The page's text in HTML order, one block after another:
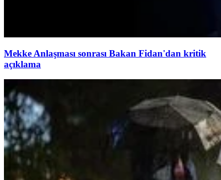
Mekke Anlaşması sonrası Bakan Fidan'dan kritik
açıklama